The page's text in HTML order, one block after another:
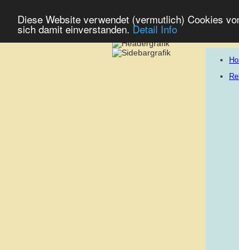
Diese Website verwendet (vermutlich) Cookies
sich damit einverstanden. Detail Info